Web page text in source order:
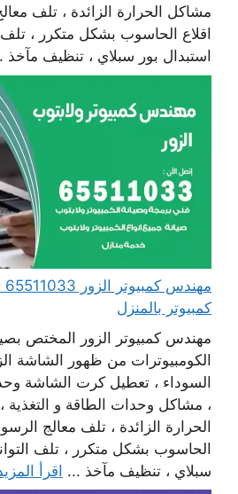
مشاكل الحرارة الزائدة ، تلف
اقلاع الحاسوب بشكل متكرر ، تلف
استبدال بور سبلاي ، تنظيف مآخذ
كمبيوتر بالمنزل
مهندس كمبيوتر الزور المختص
الكومبيوترات من ظهور الشاشة
السوداء ، تعطيل كرت الشاشة
، مشاكل وحدات الطاقة و التغذية
الحرارة الزائدة ، تلف معالج
الحاسوب بشكل متكرر ، تلف
سبلاي ، تنظيف مآخذ ... اقرأ